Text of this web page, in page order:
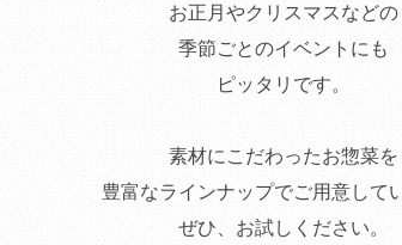
お正月やクリスマスなどの
季節ごとのイベントにも
ピッタリです。
素材にこだわったお惣菜を
豊富なラインナップでご用意して
ぜひ、お試しください。